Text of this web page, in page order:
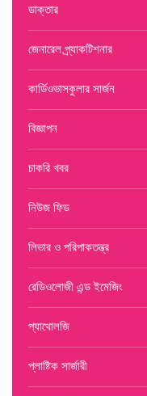
ডাক্তার
জেনারেল প্র্যাকটিশনার
কার্ডিওভাসকুলার সার্জন
বিজ্ঞাপন
চাকরি খবর
নিউজ ফিড
লিভার ও পরিপাকতন্ত্র
রেডিওলোজী এন্ড ইমেজিং
প্যাথোলজি
প্লাষ্টিক সার্জারী